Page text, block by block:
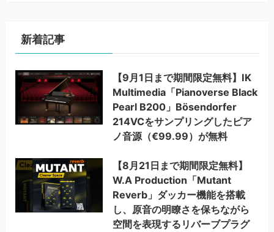
新着記事
【9月1日まで期間限定無料】IK
Multimedia「Pianoverse Black
Pearl B200」Bösendorfer
214VCをサンプリングしたピア
ノ音源（€99.99）が無料
【8月21日まで期間限定無料】
W.A Production「Mutant
Reverb」ダッカー機能を搭載
し、原音の明瞭さを保ちながら
空間を表現するリバーブプラグ